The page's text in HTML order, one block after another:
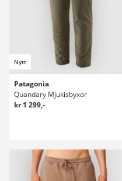
Nytt
Patagonia
Quandary Mjukisbyxor
kr 1 299,-